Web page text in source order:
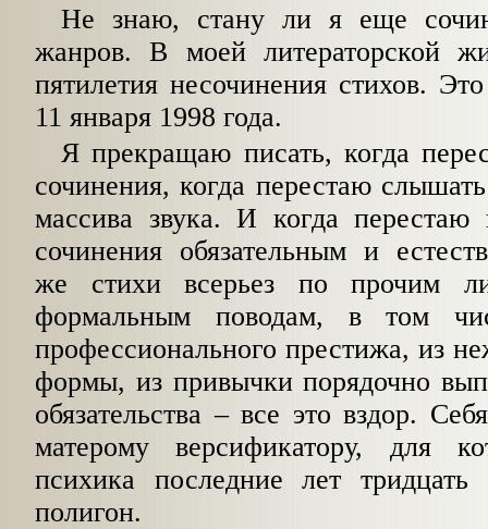
Не знаю, стану ли я еще
жанров. В моей литераторской
пятилетия несочинения стихов.
11 января 1998 года.
Я прекращаю писать, когда
сочинения, когда перестаю
массива звука. И когда перестаю
сочинения обязательным и
же стихи всерьез по прочим
формальным поводам, в том
профессионального престижа, из
формы, из привычки порядочно
обязательства – все это вздор.
матерому версификатору, для
психика последние лет
полигон.